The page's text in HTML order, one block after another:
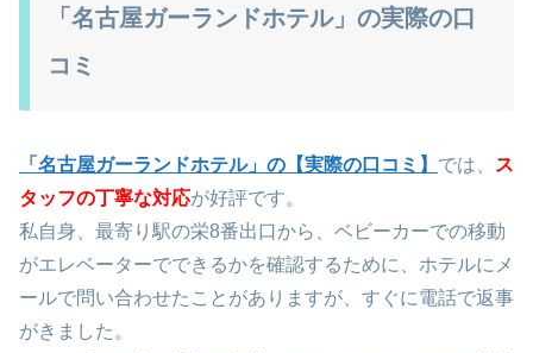
「名古屋ガーランドホテル」の実際の口
コミ
「名古屋ガーランドホテル」の【実際の口コミ】 では、
ス
タッフの丁寧な対応が好評です。
私自身、最寄り駅の栄8番出口から、ベビーカーでの移動
がエレベーターでできるかを確認するために、ホテルにメ
ールで問い合わせたことがありますが、すぐに電話で返事
がきました。